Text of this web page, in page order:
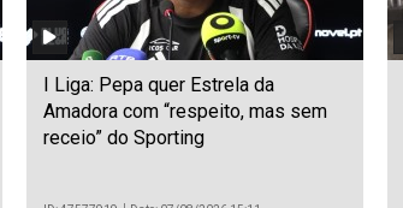
I Liga: Pepa quer Estrela da
Amadora com “respeito, mas sem
receio” do Sporting